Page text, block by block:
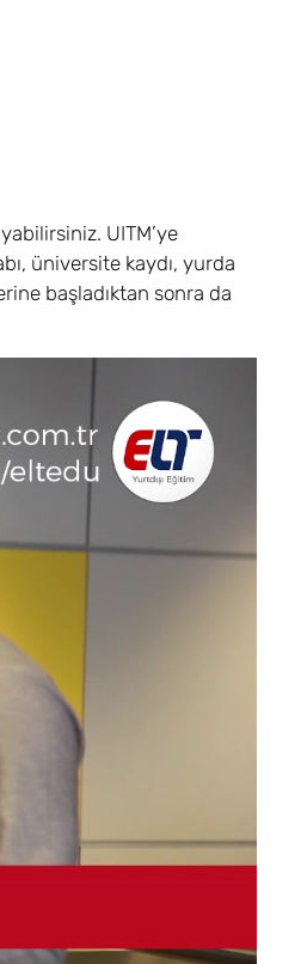
UITM’ye
üniversite kaydı, yurda
başladıktan sonra da